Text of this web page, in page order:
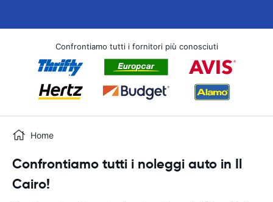
Confrontiamo tutti i fornitori più conosciuti
Home
Confrontiamo tutti i noleggi auto in Il
Cairo!